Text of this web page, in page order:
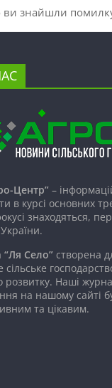
знайшли помилку,
Центр” –
в курсі основних
знаходяться,
“Ля Село” створена
розвитку. Наші
на нашому сайті
та цікавим.